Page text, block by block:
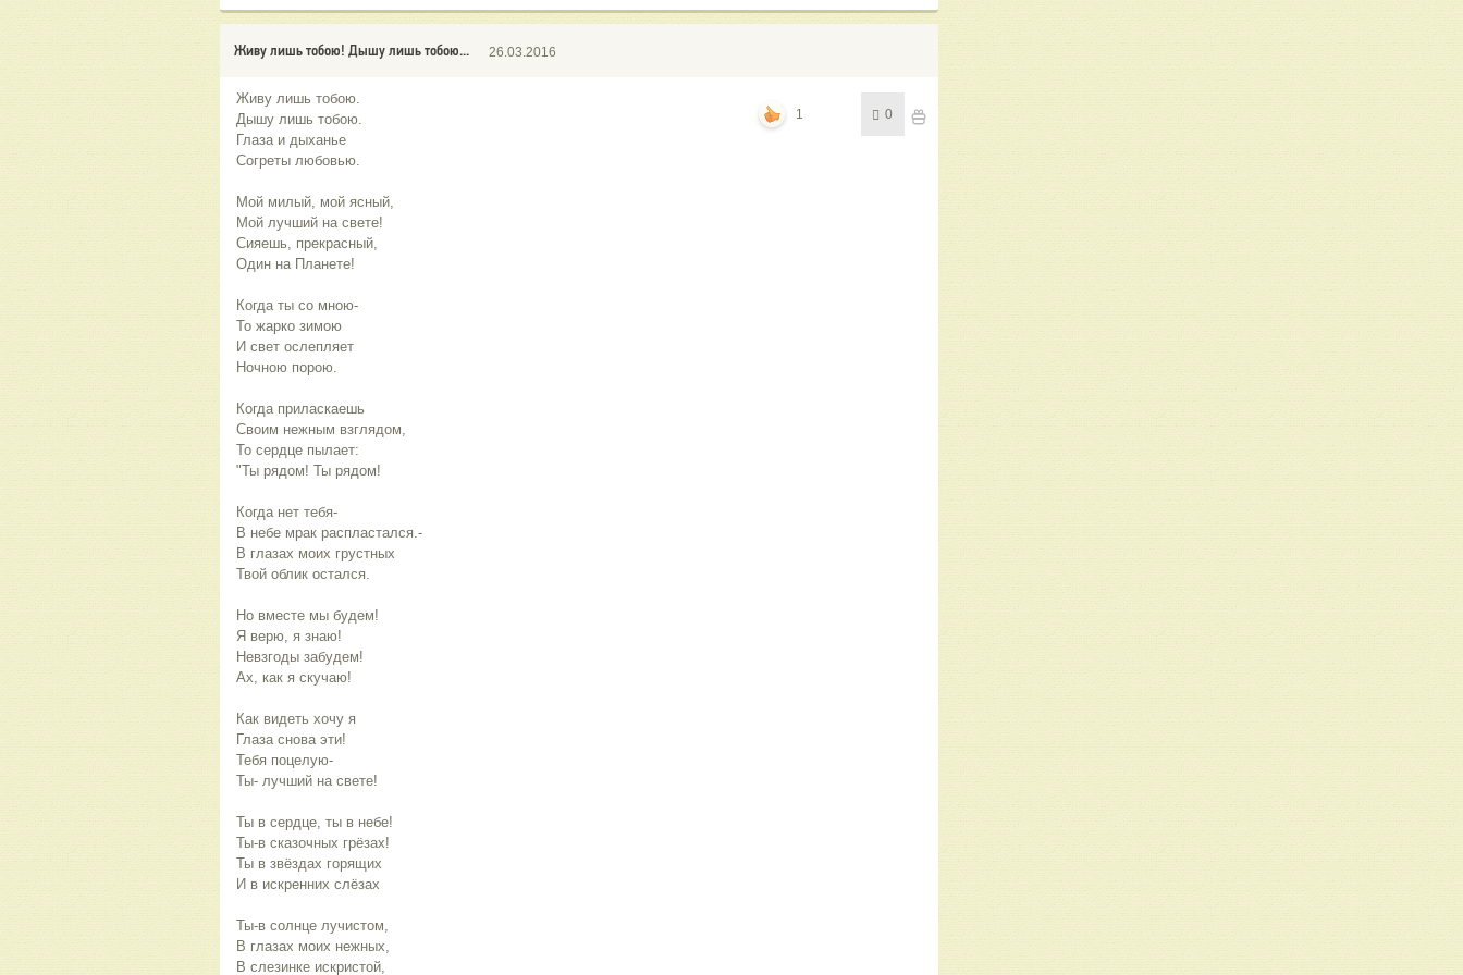
Живу лишь тобою! Дышу лишь тобою... 26.03.2016
Живу лишь тобою.
Дышу лишь тобою.
Глаза и дыханье
Согреты любовью.
Мой милый, мой ясный,
Мой лучший на свете!
Сияешь, прекрасный,
Один на Планете!
Когда ты со мною-
То жарко зимою
И свет ослепляет
Ночною порою.
Когда приласкаешь
Своим нежным взглядом,
То сердце пылает:
"Ты рядом! Ты рядом!
Когда нет тебя-
В небе мрак распластался.-
В глазах моих грустных
Твой облик остался.
Но вместе мы будем!
Я верю, я знаю!
Невзгоды забудем!
Ах, как я скучаю!
Как видеть хочу я
Глаза снова эти!
Тебя поцелую-
Ты- лучший на свете!
Ты в сердце, ты в небе!
Ты-в сказочных грёзах!
Ты в звёздах горящих
И в искренних слёзах
Ты-в солнце лучистом,
В глазах моих нежных,
В слезинке искристой,
1 0